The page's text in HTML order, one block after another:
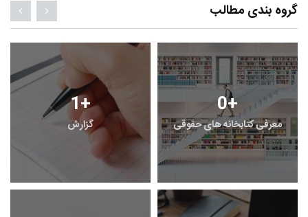
گروه بندی مطالب
1+
گزارش
0+
معرفی کتابخانه های حقوقی